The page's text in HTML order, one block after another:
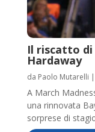
Il riscatto di
Hardaway
da Paolo Mutarelli |
A March
una rinnovata
sorprese di